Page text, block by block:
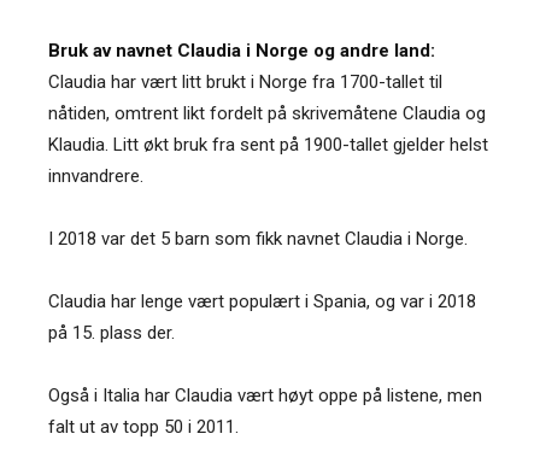
Bruk av navnet Claudia i Norge og andre land:
Claudia har vært litt brukt i Norge fra 1700-tallet til
nåtiden, omtrent likt fordelt på skrivemåtene Claudia og
Klaudia. Litt økt bruk fra sent på 1900-tallet gjelder helst
innvandrere.
I 2018 var det 5 barn som fikk navnet Claudia i Norge.
Claudia har lenge vært populært i Spania, og var i 2018
på 15. plass der.
Også i Italia har Claudia vært høyt oppe på listene, men
falt ut av topp 50 i 2011.